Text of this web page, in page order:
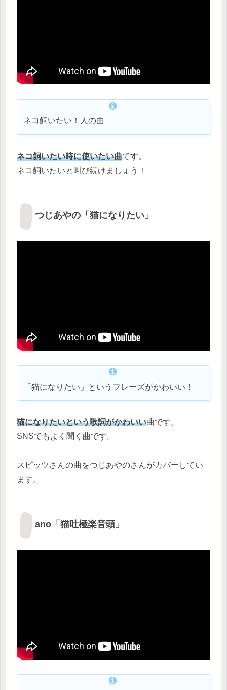
ネコ飼いたい！人の曲
ネコ飼いたい時に使いたい曲です。
ネコ飼いたいと叫び続けましょう！
つじあやの「猫になりたい」
「猫になりたい」というフレーズがかわいい！
猫になりたいという歌詞がかわいい曲です。
SNSでもよく聞く曲です。
スピッツさんの曲をつじあやのさんがカバーしてい
ます。
ano「猫吐極楽音頭」